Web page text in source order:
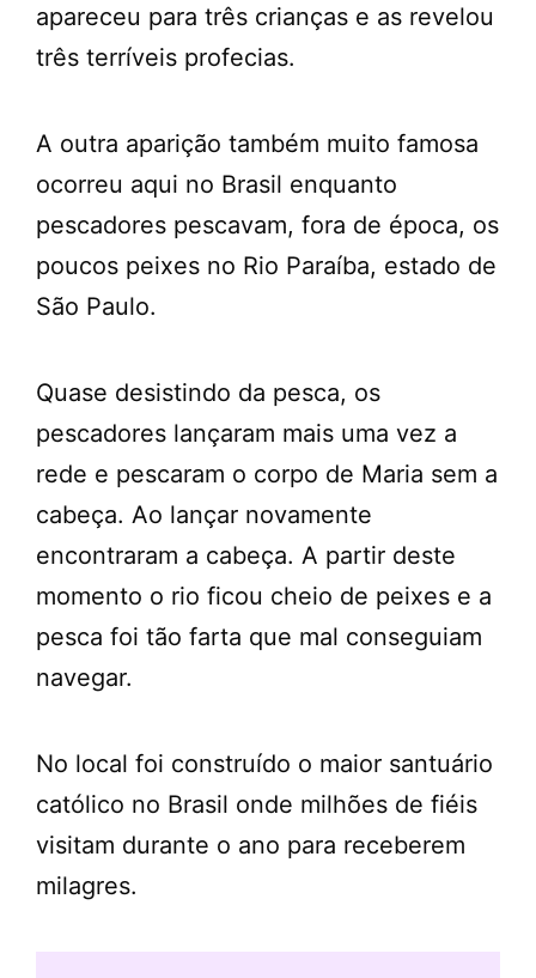
apareceu para três crianças e as revelou
três terríveis profecias.
A outra aparição também muito famosa
ocorreu aqui no Brasil enquanto
pescadores pescavam, fora de época, os
poucos peixes no Rio Paraíba, estado de
São Paulo.
Quase desistindo da pesca, os
pescadores lançaram mais uma vez a
rede e pescaram o corpo de Maria sem a
cabeça. Ao lançar novamente
encontraram a cabeça. A partir deste
momento o rio ficou cheio de peixes e a
pesca foi tão farta que mal conseguiam
navegar.
No local foi construído o maior santuário
católico no Brasil onde milhões de fiéis
visitam durante o ano para receberem
milagres.